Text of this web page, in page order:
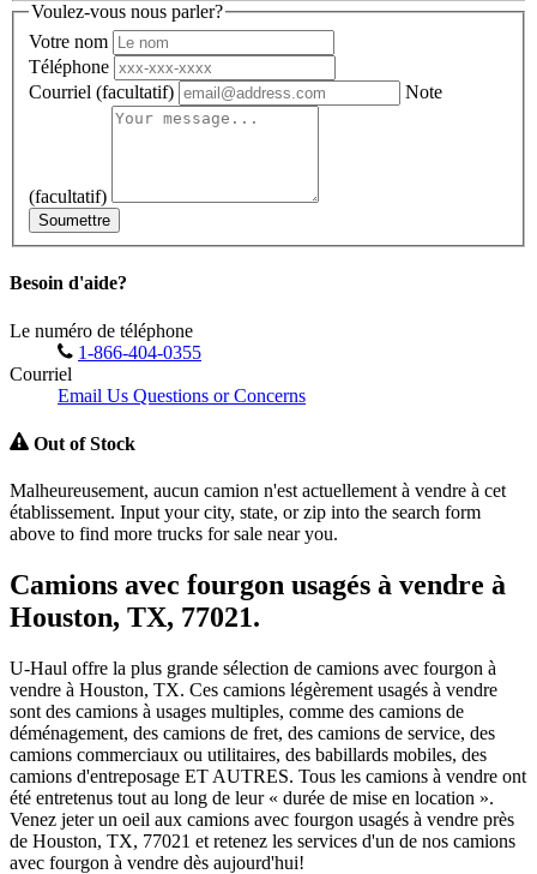
Voulez-vous nous parler?
Votre nom
Téléphone
Courriel (facultatif) Note
(facultatif)
Soumettre
Besoin d'aide?
Le numéro de téléphone
1-866-404-0355
Courriel
Email Us Questions or Concerns
Out of Stock
Malheureusement, aucun camion n'est actuellement à vendre à cet
établissement. Input your city, state, or zip into the search form
above to find more trucks for sale near you.
Camions avec fourgon usagés à vendre à
Houston, TX, 77021.
U-Haul offre la plus grande sélection de camions avec fourgon à
vendre à Houston, TX. Ces camions légèrement usagés à vendre
sont des camions à usages multiples, comme des camions de
déménagement, des camions de fret, des camions de service, des
camions commerciaux ou utilitaires, des babillards mobiles, des
camions d'entreposage ET AUTRES. Tous les camions à vendre ont
été entretenus tout au long de leur « durée de mise en location ».
Venez jeter un oeil aux camions avec fourgon usagés à vendre près
de Houston, TX, 77021 et retenez les services d'un de nos camions
avec fourgon à vendre dès aujourd'hui!